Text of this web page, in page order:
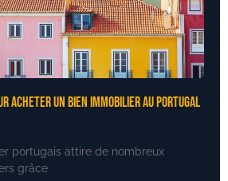
acheter un bien immobilier au Portugal
portugais attire de nombreux
grâce